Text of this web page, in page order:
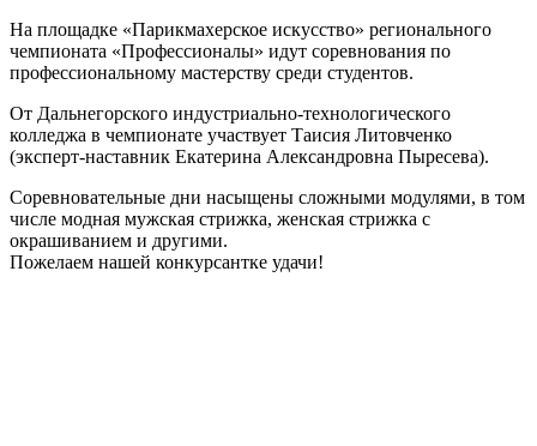
На площадке «Парикмахерское искусство» регионального
чемпионата «Профессионалы» идут соревнования по
профессиональному мастерству среди студентов.
От Дальнегорского индустриально-технологического
колледжа в чемпионате участвует Таисия Литовченко
(эксперт-наставник Екатерина Александровна Пыресева).
Соревновательные дни насыщены сложными модулями, в том
числе модная мужская стрижка, женская стрижка с
окрашиванием и другими.
Пожелаем нашей конкурсантке удачи!